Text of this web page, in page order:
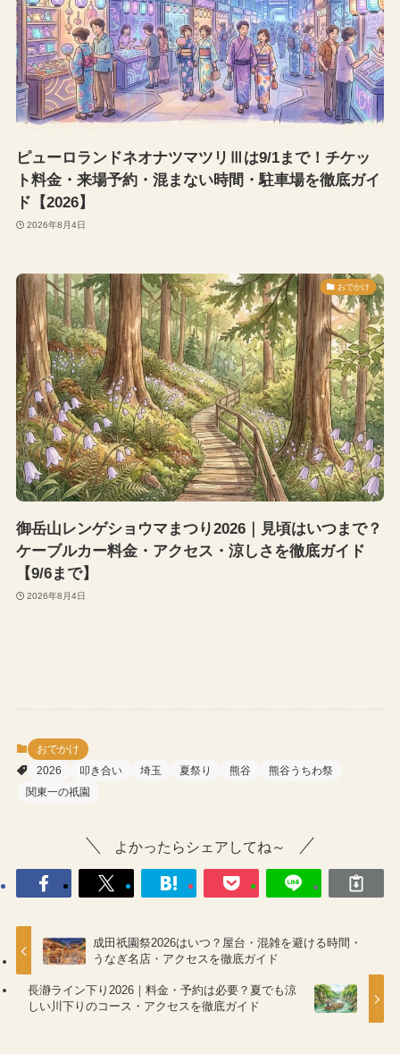
ピューロランドネオナツマツリⅢは9/1まで！チケッ
ト料金・来場予約・混まない時間・駐車場を徹底ガイ
ド【2026】
2026年8月4日
おでかけ
御岳山レンゲショウマまつり2026｜見頃はいつまで？
ケーブルカー料金・アクセス・涼しさを徹底ガイド
【9/6まで】
2026年8月4日
おでかけ
2026
叩き合い 埼玉 夏祭り 熊谷
熊谷うちわ祭
関東一の祇園
よかったらシェアしてね～
成田祇園祭2026はいつ？屋台・混雑を避ける時間・
うなぎ名店・アクセスを徹底ガイド
長瀞ライン下り2026｜料金・予約は必要？夏でも涼
しい川下りのコース・アクセスを徹底ガイド